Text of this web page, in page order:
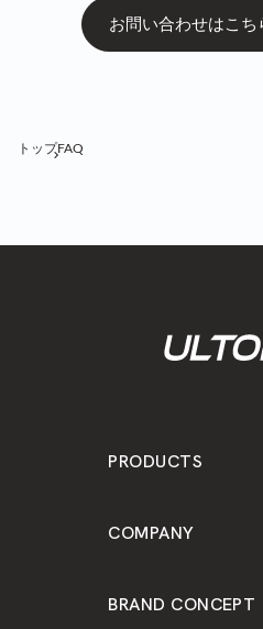
お問い合わせはこち
トップFAQ
PRODUCTS
COMPANY
BRAND CONCEPT